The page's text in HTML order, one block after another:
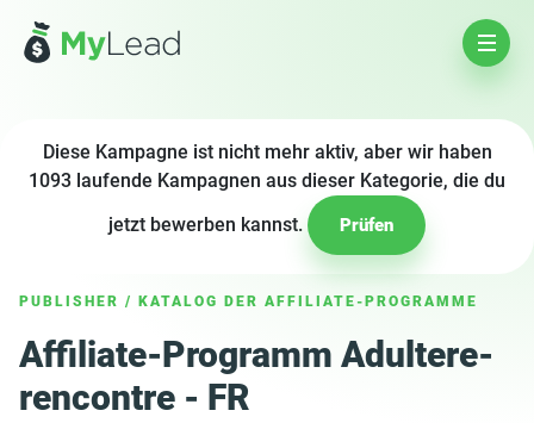
Diese Kampagne ist nicht mehr aktiv, aber wir haben
1093 laufende Kampagnen aus dieser Kategorie, die du
jetzt bewerben kannst.
Prüfen
PUBLISHER / KATALOG DER AFFILIATE-PROGRAMME
Affiliate-Programm Adultere-
rencontre - FR